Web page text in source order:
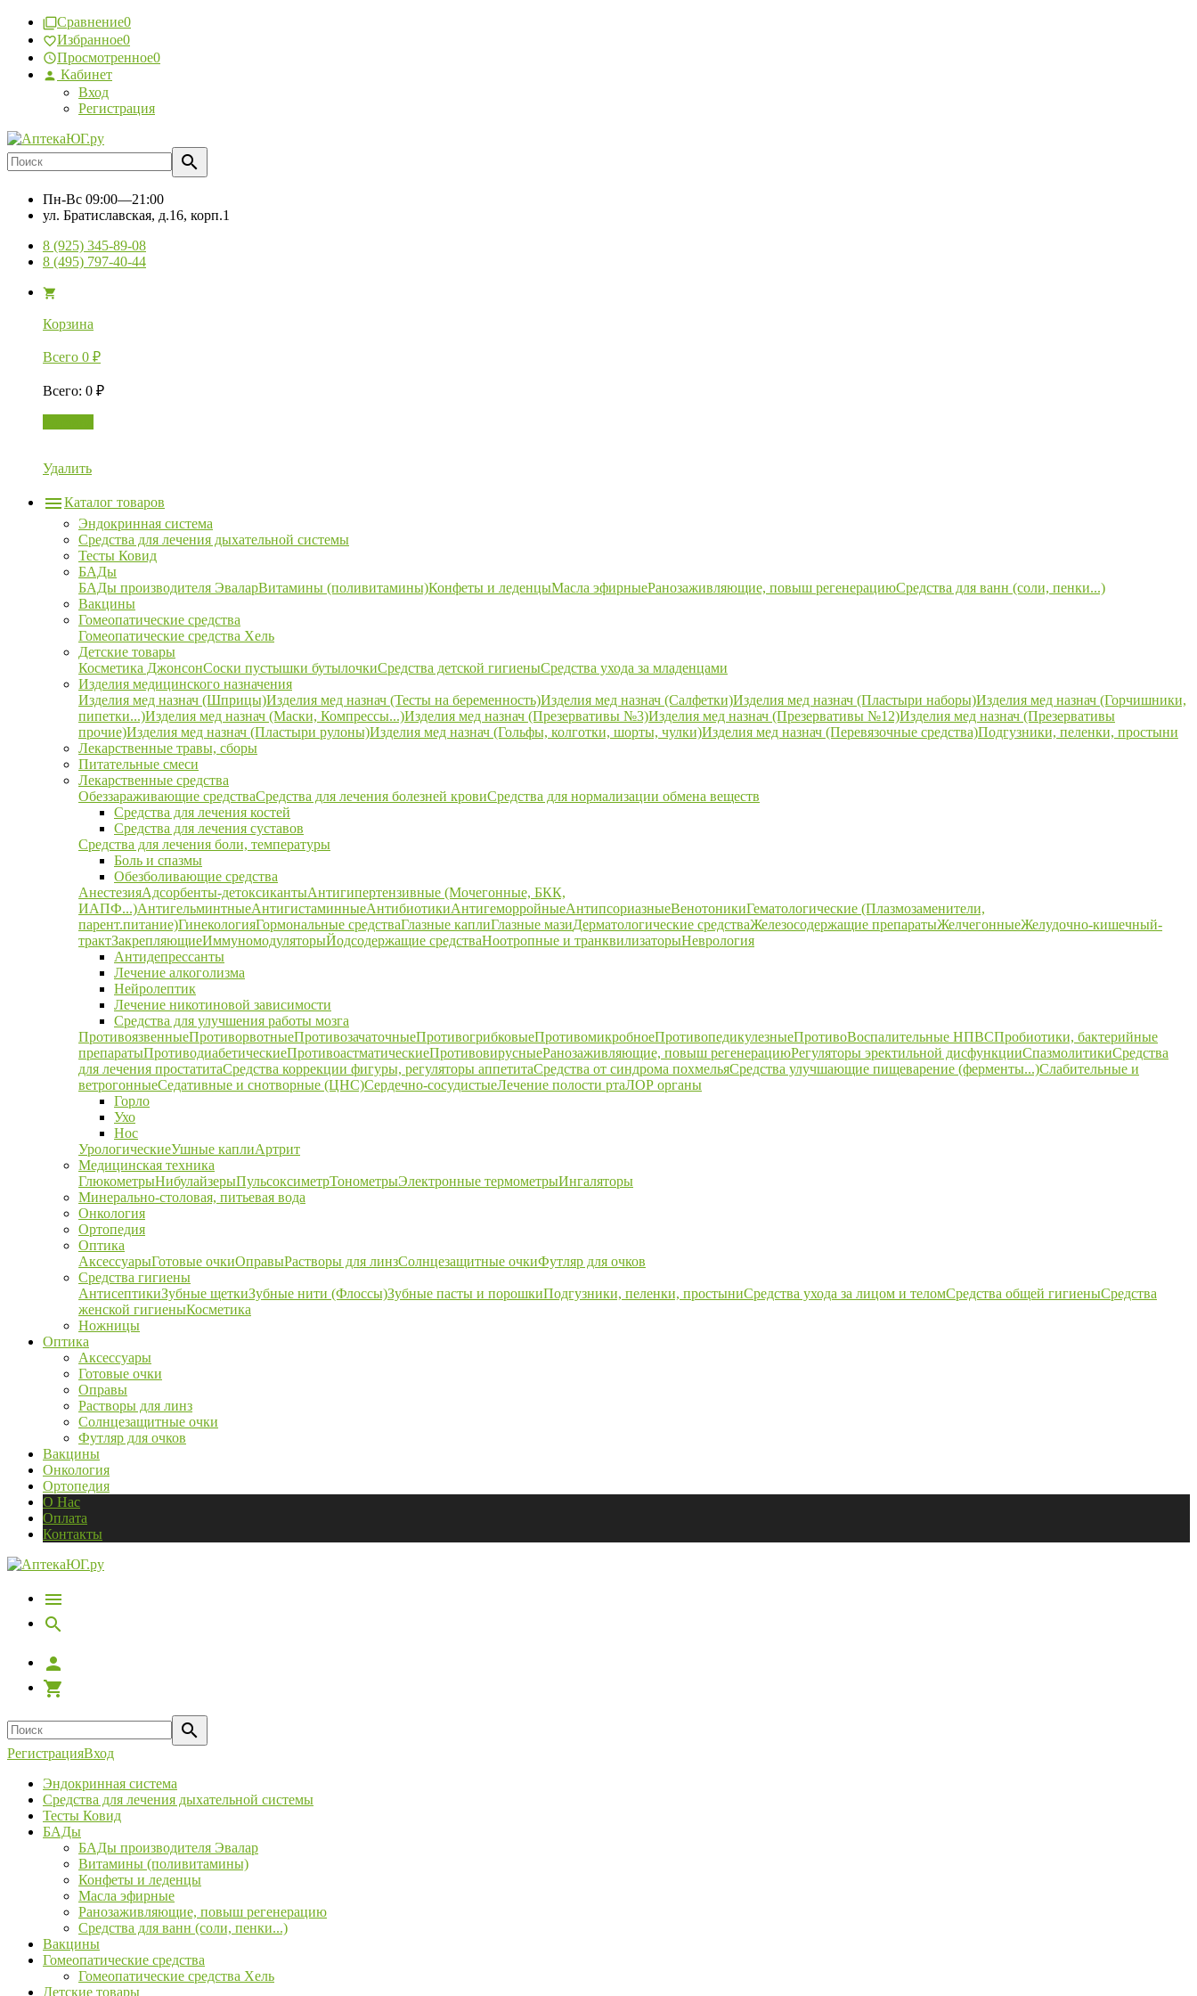
Сравнение0
Избранное0
Просмотренное0
Кабинет
Вход
Регистрация
Пн-Вс 09:00—21:00
ул. Братиславская, д.16, корп.1
8 (925) 345-89-08
8 (495) 797-40-44
Корзина
Всего 0 ₽
Всего: 0 ₽
Удалить
Каталог товаров
Эндокринная система
Средства для лечения дыхательной системы
Тесты Ковид
БАДы
БАДы производителя ЭваларВитамины (поливитамины)Конфеты и леденцыМасла эфирныеРанозаживляющие, повыш регенерациюСредства для ванн (соли, пенки...)
Вакцины
Гомеопатические средства
Гомеопатические средства Хель
Детские товары
Косметика ДжонсонСоски пустышки бутылочкиСредства детской гигиеныСредства ухода за младенцами
Изделия медицинского назначения
Изделия мед назнач (Шприцы)Изделия мед назнач (Тесты на беременность)Изделия мед назнач (Салфетки)Изделия мед назнач (Пластыри наборы)Изделия мед назнач (Горчишники,
пипетки...)Изделия мед назнач (Маски, Компрессы...)Изделия мед назнач (Презервативы №3)Изделия мед назнач (Презервативы №12)Изделия мед назнач (Презервативы
прочие)Изделия мед назнач (Пластыри рулоны)Изделия мед назнач (Гольфы, колготки, шорты, чулки)Изделия мед назнач (Перевязочные средства)Подгузники, пеленки, простыни
Лекарственные травы, сборы
Питательные смеси
Лекарственные средства
Обеззараживающие средстваСредства для лечения болезней кровиСредства для нормализации обмена веществ
Средства для лечения костей
Средства для лечения суставов
Средства для лечения боли, температуры
Боль и спазмы
Обезболивающие средства
АнестезияАдсорбенты-детоксикантыАнтигипертензивные (Мочегонные, БКК,
ИАПФ...)АнтигельминтныеАнтигистаминныеАнтибиотикиАнтигеморройныеАнтипсориазныеВенотоникиГематологические (Плазмозаменители,
парент.питание)ГинекологияГормональные средстваГлазные каплиГлазные мазиДерматологические средстваЖелезосодержащие препаратыЖелчегонныеЖелудочно-кишечный-
трактЗакрепляющиеИммуномодуляторыЙодсодержащие средстваНоотропные и транквилизаторыНеврология
Антидепрессанты
Лечение алкоголизма
Нейролептик
Лечение никотиновой зависимости
Средства для улучшения работы мозга
ПротивоязвенныеПротиворвотныеПротивозачаточныеПротивогрибковыеПротивомикробноеПротивопедикулезныеПротивоВоспалительные НПВСПробиотики, бактерийные
препаратыПротиводиабетическиеПротивоастматическиеПротивовирусныеРанозаживляющие, повыш регенерациюРегуляторы эректильной дисфункцииСпазмолитикиСредства
для лечения простатитаСредства коррекции фигуры, регуляторы аппетитаСредства от синдрома похмельяСредства улучшающие пищеварение (ферменты...)Слабительные и
ветрогонныеСедативные и снотворные (ЦНС)Сердечно-сосудистыеЛечение полости ртаЛОР органы
Горло
Ухо
Нос
УрологическиеУшные каплиАртрит
Медицинская техника
ГлюкометрыНибулайзерыПульсоксиметрТонометрыЭлектронные термометрыИнгаляторы
Минерально-столовая, питьевая вода
Онкология
Ортопедия
Оптика
АксессуарыГотовые очкиОправыРастворы для линзСолнцезащитные очкиФутляр для очков
Средства гигиены
АнтисептикиЗубные щеткиЗубные нити (Флоссы)Зубные пасты и порошкиПодгузники, пеленки, простыниСредства ухода за лицом и теломСредства общей гигиеныСредства
женской гигиеныКосметика
Ножницы
Оптика
Аксессуары
Готовые очки
Оправы
Растворы для линз
Солнцезащитные очки
Футляр для очков
Вакцины
Онкология
Ортопедия
О Нас
Оплата
Контакты
РегистрацияВход
Эндокринная система
Средства для лечения дыхательной системы
Тесты Ковид
БАДы
БАДы производителя Эвалар
Витамины (поливитамины)
Конфеты и леденцы
Масла эфирные
Ранозаживляющие, повыш регенерацию
Средства для ванн (соли, пенки...)
Вакцины
Гомеопатические средства
Гомеопатические средства Хель
Детские товары